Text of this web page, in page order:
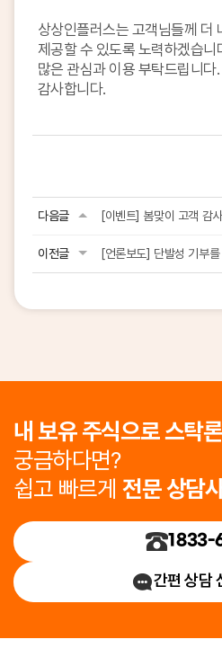
상상인플러스는 고객님들께 더
제공할 수 있도록 노력하겠습니
많은 관심과 이용 부탁드립니다.
감사합니다.
다음글 [이벤트] 봄맞이 고객 감
이전글
내 보유 주식으로 스탁
궁금하다면?
쉽고 빠르게전문 상담
1833-
간편 상담